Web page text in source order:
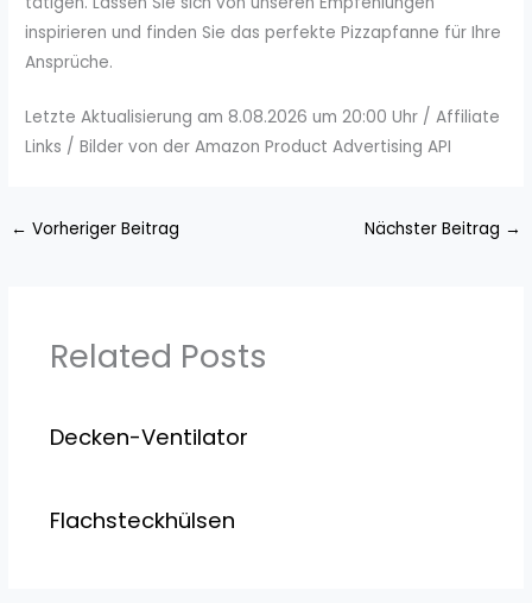
inspirieren und finden Sie das perfekte Pizzapfanne für Ihre
Ansprüche.
Letzte Aktualisierung am 8.08.2026 um 20:00 Uhr / Affiliate
Links / Bilder von der Amazon Product Advertising API
← Vorheriger Beitrag Nächster Beitrag →
Related Posts
Decken-Ventilator
Flachsteckhülsen